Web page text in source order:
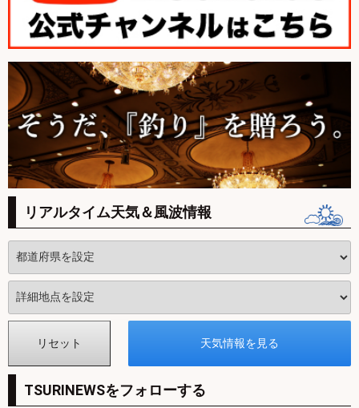
リアルタイム天気＆風波情報
TSURINEWSをフォローする